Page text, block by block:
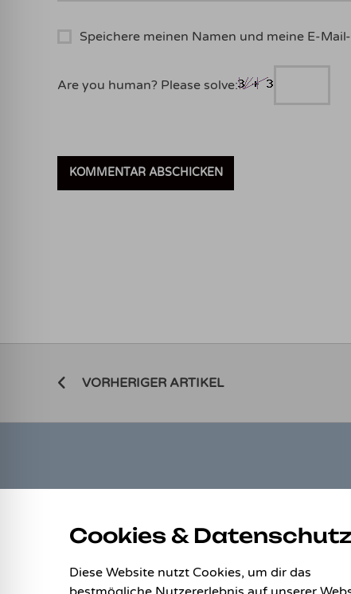
Speichere meinen Namen und meine E-
Are you human? Please solve:
VORHERIGER ARTIKEL
Allgemeine Geschäftsbedingungen
Impressum
Cookies & Datenschutz
Diese Website nutzt Cookies, um dir das